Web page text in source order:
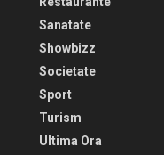
Sanatate
Showbizz
Societate
Sport
Turism
Ultima Ora